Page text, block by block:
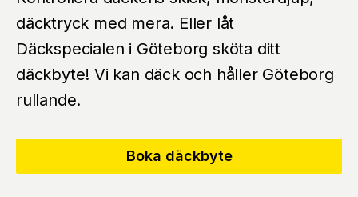
däcktryck med mera. Eller låt
Däckspecialen i Göteborg sköta ditt
däckbyte! Vi kan däck och håller Göteborg
rullande.
Boka däckbyte